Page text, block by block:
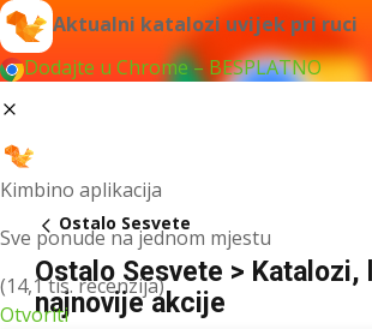
Aktualni katalozi uvijek pri ruci
Dodajte u Chrome – BESPLATNO
Kimbino aplikacija
Sve ponude na jednom mjestu
(14,1 tis. recenzija)
Otvoriti
Ostalo Sesvete
Ostalo Sesvete > Katalozi,
najnovije akcije